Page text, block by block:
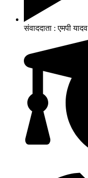
संवाददाता : एमपी यादव